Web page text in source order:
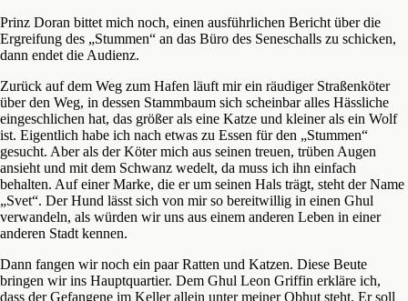
Prinz Doran bittet mich noch, einen ausführlichen Bericht über die
Ergreifung des „Stummen“ an das Büro des Seneschalls zu schicken,
dann endet die Audienz.
Zurück auf dem Weg zum Hafen läuft mir ein räudiger Straßenköter
über den Weg, in dessen Stammbaum sich scheinbar alles Hässliche
eingeschlichen hat, das größer als eine Katze und kleiner als ein Wolf
ist. Eigentlich habe ich nach etwas zu Essen für den „Stummen“
gesucht. Aber als der Köter mich aus seinen treuen, trüben Augen
ansieht und mit dem Schwanz wedelt, da muss ich ihn einfach
behalten. Auf einer Marke, die er um seinen Hals trägt, steht der Name
„Svet“. Der Hund lässt sich von mir so bereitwillig in einen Ghul
verwandeln, als würden wir uns aus einem anderen Leben in einer
anderen Stadt kennen.
Dann fangen wir noch ein paar Ratten und Katzen. Diese Beute
bringen wir ins Hauptquartier. Dem Ghul Leon Griffin erkläre ich,
dass der Gefangene im Keller allein unter meiner Obhut steht. Er soll